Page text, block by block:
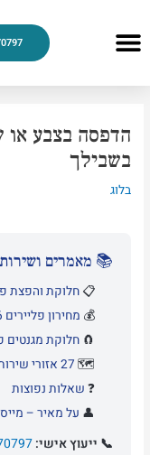
Menu
הדפסה בצבע או
בשבילך
בלוג
📚 מאמרים
📋חלוקת והפצת
💰 מחירון פליירים 2026 מלא
🧲חלוקת מגנטים
🗺️ 27 אזורי שירות בישראל
❓ שאלות נפוצות
👤 על מאיר –
📞 ייעוץ אישי: